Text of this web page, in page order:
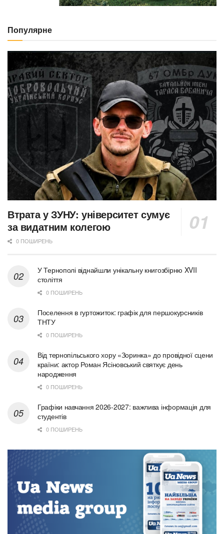
Популярне
Втрата у ЗУНУ: університет сумує
за видатним колегою
0 ПОШИРЕНЬ
У Тернополі віднайшли унікальну книгозбірню XVII
століття
0 ПОШИРЕНЬ
Поселення в гуртожиток: графік для першокурсників
ТНТУ
0 ПОШИРЕНЬ
Від тернопільського хору «Зоринка» до провідної сцени
країни: актор Роман Ясіновський святкує день
народження
0 ПОШИРЕНЬ
Графіки навчання 2026-2027: важлива інформація для
студентів
0 ПОШИРЕНЬ